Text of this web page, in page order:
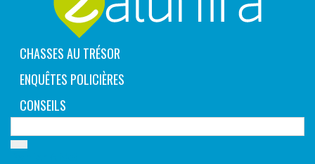
CHASSES AU TRÉSOR
ENQUÊTES POLICIÈRES
CONSEILS